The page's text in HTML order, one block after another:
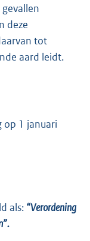
deze
tot
aard leidt.
op 1 januari
als: “Verordening